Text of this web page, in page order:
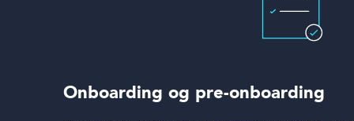
Onboarding og pre-onboarding